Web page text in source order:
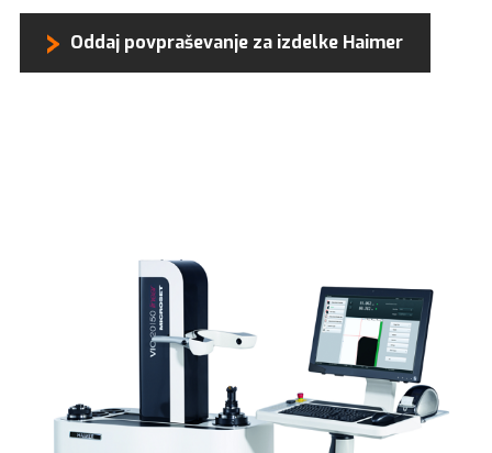
Oddaj povpraševanje za izdelke Haimer